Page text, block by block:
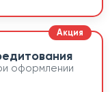
оформлении